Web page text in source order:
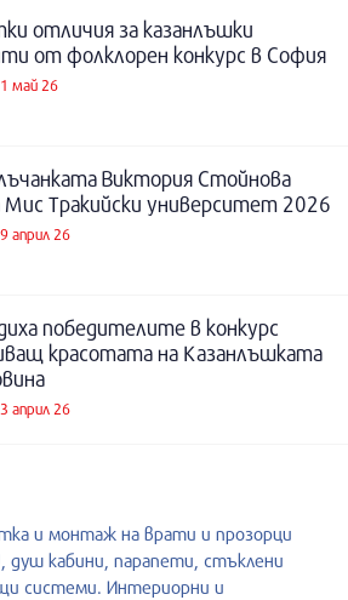
отличия за казанлъшки
от фолклорен конкурс в София
май 26
Виктория Стойнова
Мис Тракийски университет 2026
април 26
победителите в конкурс
красотата на Казанлъшката
април 26
и монтаж на врати и прозорци
душ кабини, парапети, стъклени
системи. Интериорни и